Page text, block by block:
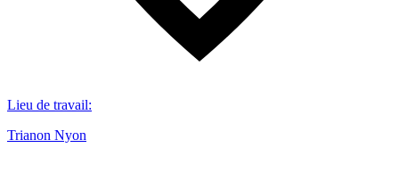
Lieu de travail:
Trianon Nyon